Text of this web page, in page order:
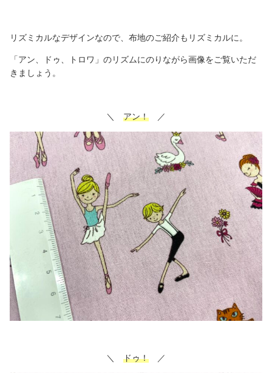
リズミカルなデザインなので、布地のご紹介もリズミカルに。
「アン、ドゥ、トロワ」のリズムにのりながら画像をご覧いただ
きましょう。
＼ アン！ ／
＼ ドゥ！ ／